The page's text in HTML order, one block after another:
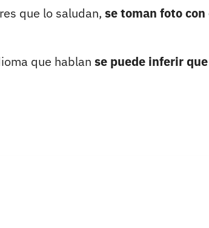
que lo saludan, se toman foto con
que hablan se puede inferir